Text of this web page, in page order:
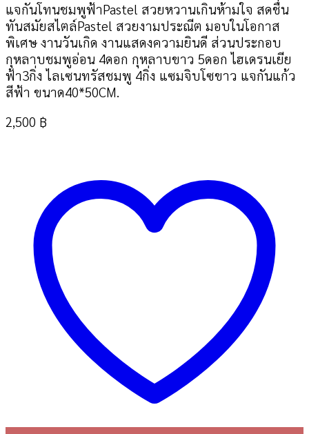
แจกันโทนชมพูฟ้าPastel สวยหวานเกินห้ามใจ สดชื่น
ทันสมัยสไตล์Pastel สวยงามประณีต มอบในโอกาส
พิเศษ งานวันเกิด งานแสดงความยินดี ส่วนประกอบ
กุหลาบชมพูอ่อน 4ดอก กุหลาบขาว 5ดอก ไฮเดรนเยีย
ฟ้า3กิ่ง ไลเซนทรัสชมพู 4กิ่ง แซมจิบโซขาว แจกันแก้ว
สีฟ้า ขนาด40*50CM.
2,500 ฿